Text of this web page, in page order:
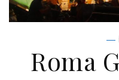
Roma